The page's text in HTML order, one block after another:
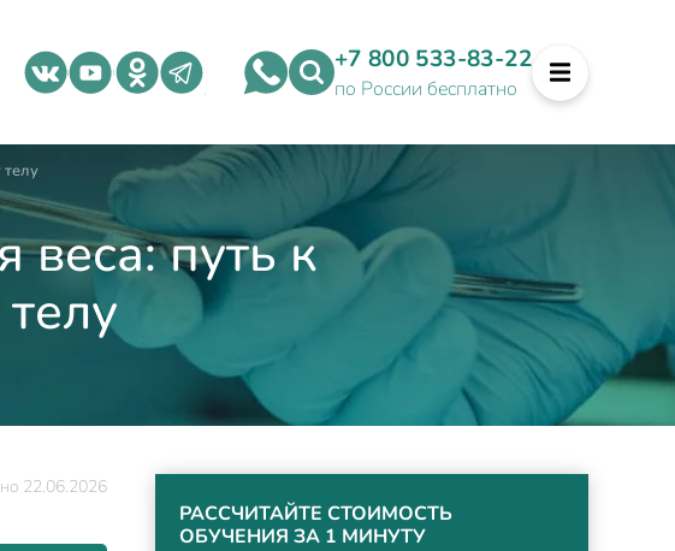
+7 800 533-83-22
по России бесплатно
веса: путь к
22.06.2026
РАССЧИТАЙТЕ СТОИМОСТЬ
ОБУЧЕНИЯ ЗА 1 МИНУТУ